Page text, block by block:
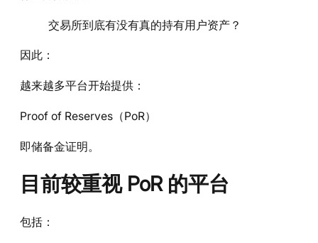
交易所到底有没有真的持有用户资产？
因此：
越来越多平台开始提供：
Proof of Reserves（PoR）
即储备金证明。
目前较重视 PoR 的平台
包括：